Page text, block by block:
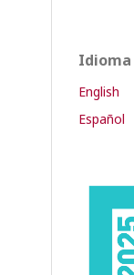
Idioma
English
Español